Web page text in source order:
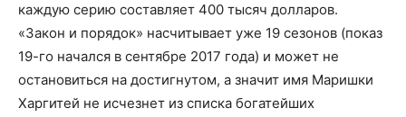
каждую серию составляет 400 тысяч долларов.
«Закон и порядок» насчитывает уже 19 сезонов (показ
19-го начался в сентябре 2017 года) и может не
остановиться на достигнутом, а значит имя Маришки
Харгитей не исчезнет из списка богатейших